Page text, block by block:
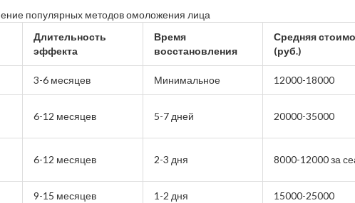
популярных методов омоложения лица
Длительность
эффекта
Время
восстановления
Средняя
(руб.)
3-6 месяцев Минимальное 12000-18000
6-12 месяцев 5-7 дней 20000-35000
6-12 месяцев 2-3 дня 8000-12000 за
9-15 месяцев 1-2 дня 15000-25000